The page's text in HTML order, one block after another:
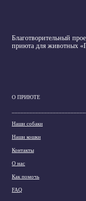
Благотворительный
приюта для животных
О ПРИЮТЕ
Наши собаки
Наши кошки
Контакты
О нас
Как помочь
FAQ